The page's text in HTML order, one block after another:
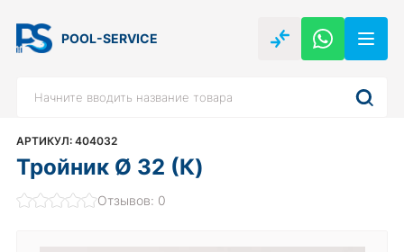
POOL-SERVICE
АРТИКУЛ: 404032
Тройник Ø 32 (К)
Отзывов: 0